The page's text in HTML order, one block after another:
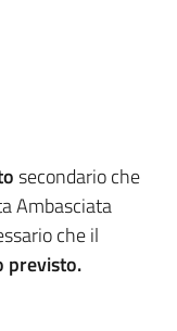
secondario che
Ambasciata
che il
previsto.